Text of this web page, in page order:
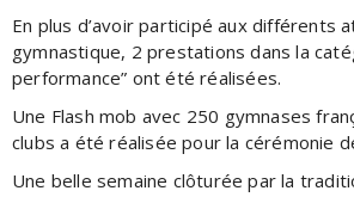
En plus d’avoir participé aux différents
gymnastique, 2 prestations dans la
performance” ont été réalisées.
Une Flash mob avec 250 gymnases
clubs a été réalisée pour la cérémonie
Une belle semaine clôturée par la